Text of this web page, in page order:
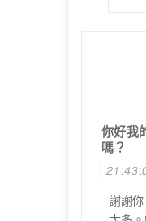
你好我
嗎？
謝謝